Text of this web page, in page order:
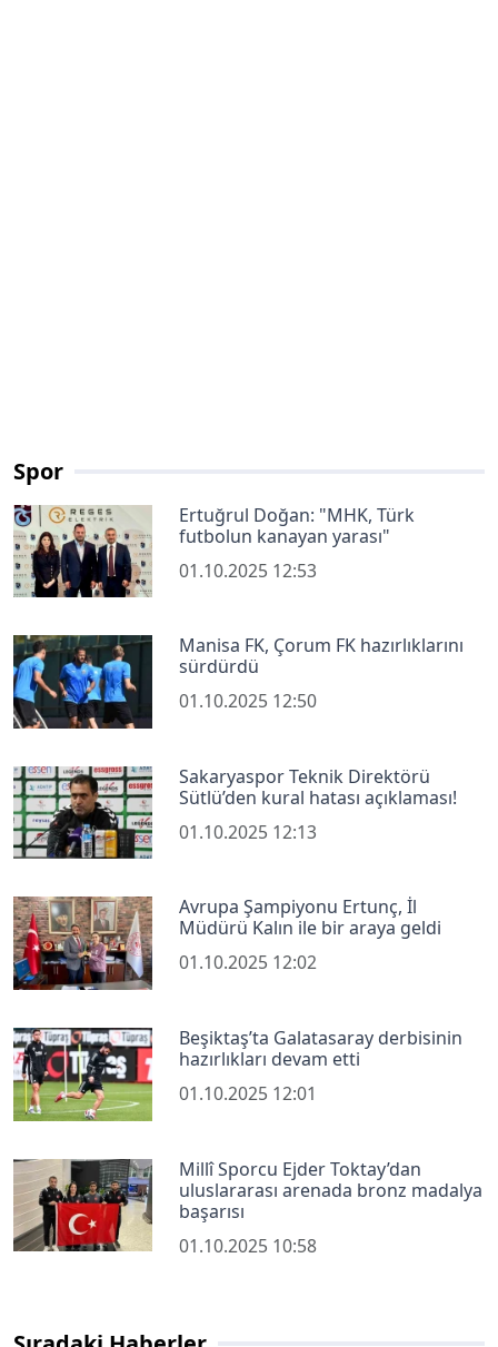
Spor
Ertuğrul Doğan: "MHK, Türk
futbolun kanayan yarası"
01.10.2025 12:53
Manisa FK, Çorum FK hazırlıklarını
sürdürdü
01.10.2025 12:50
Sakaryaspor Teknik Direktörü
Sütlü’den kural hatası açıklaması!
01.10.2025 12:13
Avrupa Şampiyonu Ertunç, İl
Müdürü Kalın ile bir araya geldi
01.10.2025 12:02
Beşiktaş’ta Galatasaray derbisinin
hazırlıkları devam etti
01.10.2025 12:01
Millî Sporcu Ejder Toktay’dan
uluslararası arenada bronz madalya
başarısı
01.10.2025 10:58